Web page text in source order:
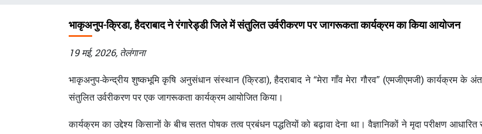
भाकृअनुप-क्रिडा, हैदराबाद ने रंगारेड्डी जिले में संतुलित उर्वरीकरण पर जागरूकता कार्यक्रम का किया आयोजन
19 मई, 2026, तेलंगाना
भाकृअनुप-केन्द्रीय शुष्कभूमि कृषि अनुसंधान संस्थान (क्रिडा), हैदराबाद ने “मेरा गाँव मेरा गौरव” (एमजीएमजी) कार्यक्रम के
संतुलित उर्वरीकरण पर एक जागरूकता कार्यक्रम आयोजित किया।
कार्यक्रम का उद्देश्य किसानों के बीच सतत पोषक तत्व प्रबंधन पद्धतियों को बढ़ावा देना था। वैज्ञानिकों ने मृदा परीक्षण